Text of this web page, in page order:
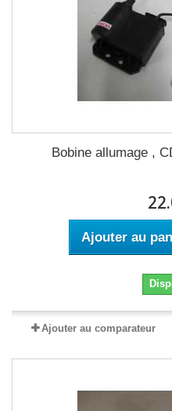
Bobine allumage ,
Ajouter au
Ajouter au comparateur